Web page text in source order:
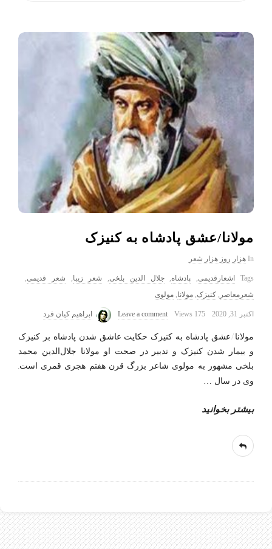
مولانا/عشق پادشاه به کنیزک
In هزار روز هزار شعر
Tags اشعارقدیمی, پادشاه,جلال الدین بلخی, شعر زیبا, شعر قدیمی,
شعرمعاصر , کنیزک, مولانا, مولوی
اکتبر 31, 2020 175 Views
Leave a comment ابراهیم کیان فرد
مولانا/عشق پادشاه به کنیزک حکایت عاشق شدن پادشاه بر کنیزک
و بیمار شدن کنیزک و تدبیر در صحت او مولانا جلال‌الدین محمد
بلخی مشهور به مولوی شاعر بزرگ قرن هفتم هجری قمری است.
وی در سال
بیشتر بخوانید